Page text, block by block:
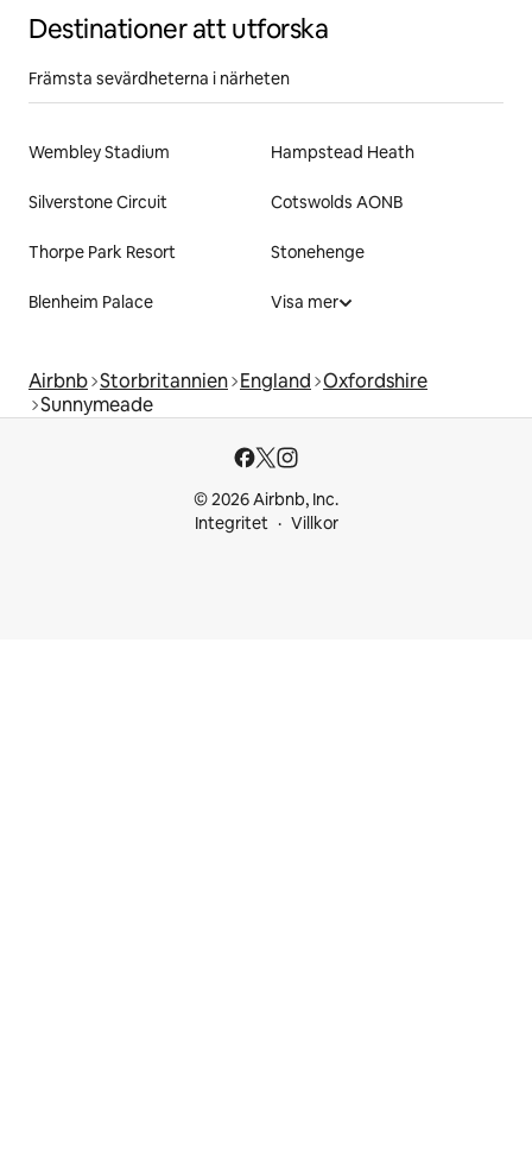
Destinationer att utforska
Främsta sevärdheterna i närheten
Wembley Stadium Hampstead Heath
Silverstone Circuit Cotswolds AONB
Thorpe Park Resort Stonehenge
Blenheim Palace Visa mer
Airbnb Storbritannien England Oxfordshire
Sunnymeade
© 2026 Airbnb, Inc.
Integritet
Villkor